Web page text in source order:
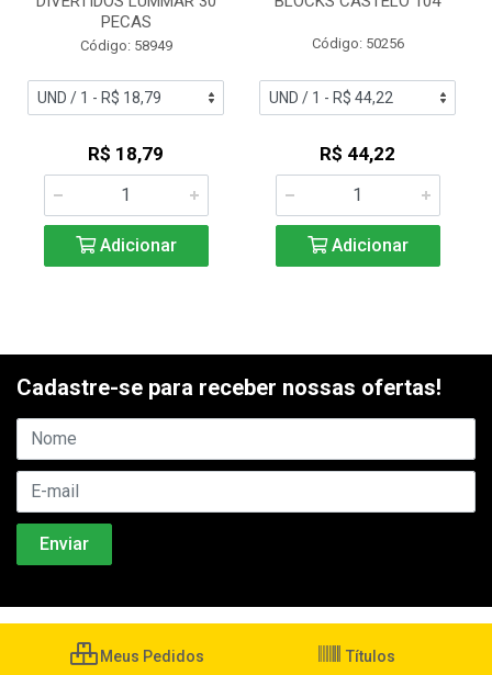
PECAS
Código: 58949
R$ 18,79
Adicionar
Código: 50256
R$ 44,22
Adicionar
Cadastre-se para receber nossas ofertas!
Meus Pedidos Títulos